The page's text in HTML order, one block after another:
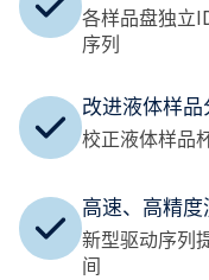
各样品盘独立
序列
改进液体样
校正液体样品
高速、高精度
新型驱动序列
间